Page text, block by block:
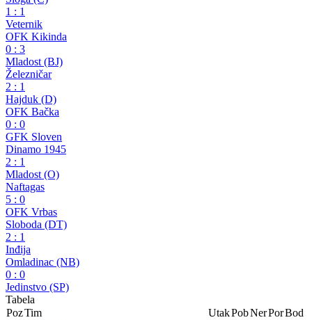
1 : 1
Veternik
OFK Kikinda
0 : 3
Mladost (BJ)
Železničar
2 : 1
Hajduk (D)
OFK Bačka
0 : 0
GFK Sloven
Dinamo 1945
2 : 1
Mladost (O)
Naftagas
5 : 0
OFK Vrbas
Sloboda (DT)
2 : 1
Inđija
Omladinac (NB)
0 : 0
Jedinstvo (SP)
Tabela
PozTim UtakPobNerPorBod